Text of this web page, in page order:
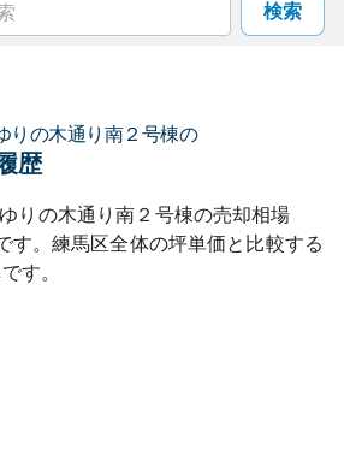
検索
りの木通り南２号棟の
歴
りの木通り南２号棟の売却相場
す。 練馬区全体の坪単価と比較する
す。